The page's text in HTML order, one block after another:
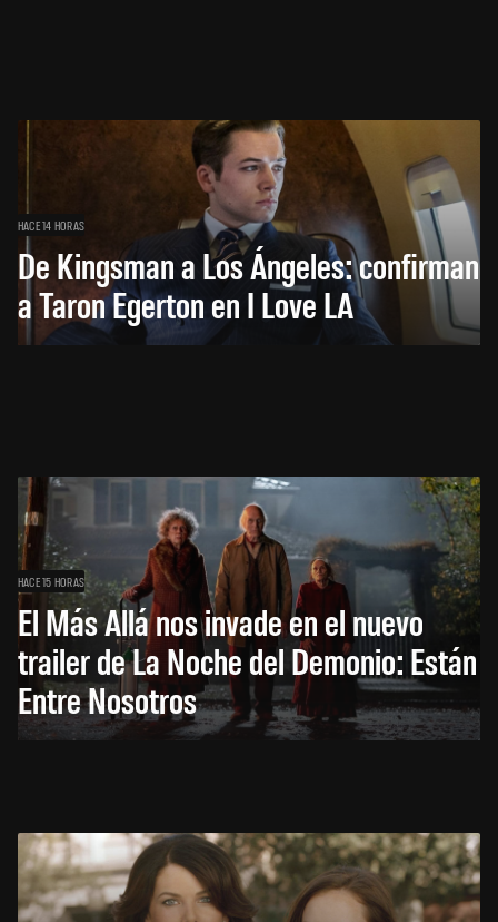
HACE 14 HORAS
De Kingsman a Los Ángeles: confirman
a Taron Egerton en I Love LA
HACE 15 HORAS
El Más Allá nos invade en el nuevo
trailer de La Noche del Demonio: Están
Entre Nosotros